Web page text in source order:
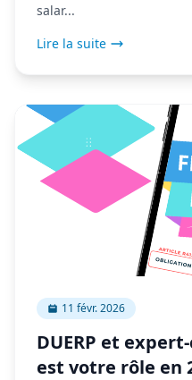
salar...
Lire la suite
11 févr. 2026
DUERP et
est votre rôle en